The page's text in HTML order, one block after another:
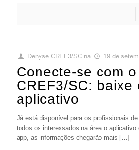
Denyse CREF3/SC na 19 de
Conecte-se com o
CREF3/SC: baixe
aplicativo
Já está disponível para os profissionais
todos os interessados na área o aplicativo
app, as informações chegarão mais […]